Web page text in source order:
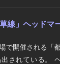
線」ヘッドマ
で開催される「
されている。